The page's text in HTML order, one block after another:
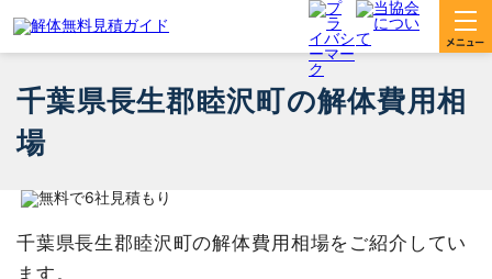
千葉県長生郡睦沢町の解体費用相
場
千葉県長生郡睦沢町の解体費用相場をご紹介してい
ます。